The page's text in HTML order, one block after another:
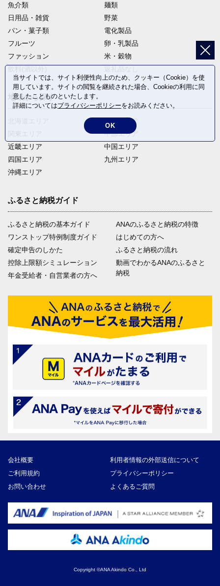
魚介類
麺類
日用品・雑貨
野菜
パン・菓子類
電化製品
フルーツ
卵・乳製品
ファッション
米・穀物
地域から探す
近畿エリア
四国エリア
沖縄エリア
東北エリア
中部エリア
中国エリア
九州エリア
ふるさと納税ガイド
ふるさと納税の基本ガイド
ワンストップ特例制度ガイド
確定申告のしかた
控除上限額シミュレーション
年金受給者・自営業者の方へ
ANAのふるさと納税の特徴
はじめての方へ
ふるさと納税の流れ
動画でわかるANAのふるさと
納税
会社概要
利用者情報の外部送信について
ご利用規約
プライバシーポリシー
お問い合わせ
よくあるご質問
Copyright ©ANA Akindo Co., Ltd
当サイトでは、サイト利便性向上のため、クッキー（Cookie）を使
用しています。サイトの閲覧を継続された場合、Cookieの利用に同
意したことものといたします。
詳細についてはプライバシーポリシーをお読みください。
OK